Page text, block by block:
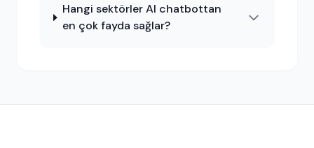
Hangi sektörler AI chatbottan
en çok fayda sağlar?